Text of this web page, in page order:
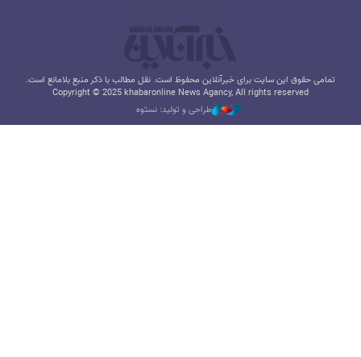
تمامی حقوق این سایت برای خبرآنلاین محفوظ است. نقل مطالب با ذکر منبع بلامانع است.
Copyright © 2025 khabaronline News Agancy, All rights reserved
طراحی و تولید: نستوه